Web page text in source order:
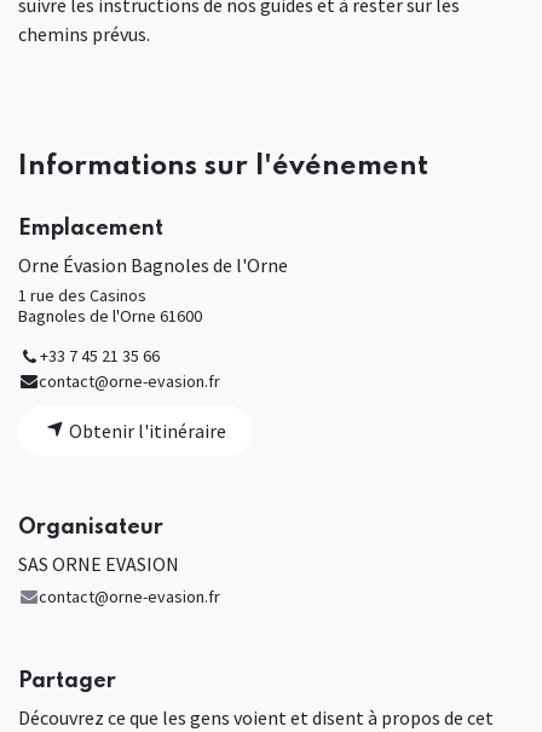
suivre les instructions de nos guides et à rester sur les
chemins prévus.
Informations sur l'événement
Emplacement
Orne Évasion Bagnoles de l'Orne
1 rue des Casinos
Bagnoles de l'Orne 61600
+33 7 45 21 35 66
contact@orne-evasion.fr
Obtenir l'itinéraire
Organisateur
SAS ORNE EVASION
contact@orne-evasion.fr
Partager
Découvrez ce que les gens voient et disent à propos de cet